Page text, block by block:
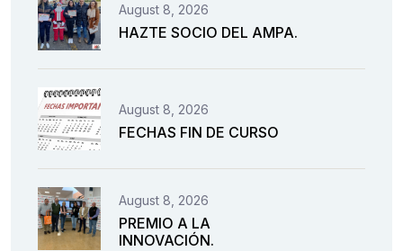
August 8, 2026
HAZTE SOCIO DEL AMPA.
August 8, 2026
FECHAS FIN DE CURSO
August 8, 2026
PREMIO A LA
INNOVACIÓN.